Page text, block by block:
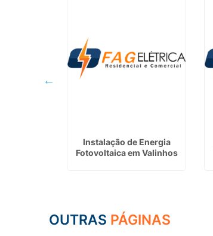
Instalação de Energia
Fotovoltaica em Valinhos
OUTRAS PÁGINAS